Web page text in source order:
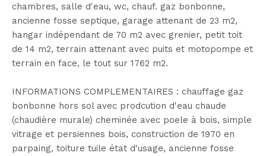
chambres, salle d'eau, wc, chauf. gaz bonbonne,
ancienne fosse septique, garage attenant de 23 m2,
hangar indépendant de 70 m2 avec grenier, petit toit
de 14 m2, terrain attenant avec puits et motopompe et
terrain en face, le tout sur 1762 m2.
INFORMATIONS COMPLEMENTAIRES : chauffage gaz
bonbonne hors sol avec prodcution d'eau chaude
(chaudière murale) cheminée avec poele à bois, simple
vitrage et persiennes bois, construction de 1970 en
parpaing, toiture tuile état d'usage, ancienne fosse